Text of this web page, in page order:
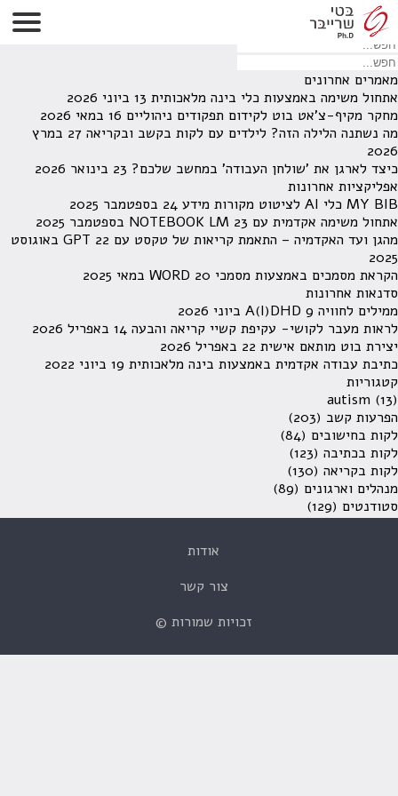
לא נמצאו תוצאות תחת קטגוריה זו.
מחפש משהו מסויים? השתמש בחיפוש
מאמרים אחרונים
אתחול משימה באמצעות כלי בינה מלאכותית 13 ביוני 2026
מחקר מקיף-צ'אט בוט לקידום תפקודים ניהוליים 16 במאי 2026
מה נשתנה הלילה הזה? לילדים עם לקות בקשב ובקריאה
27 במרץ
2026
כיצד לארגן את 'שולחן העבודה' במחשב שלכם? 23 בינואר 2026
אפליקציות אחרונות
MY BIB כלי AI לציטוט מקורות מידע
24 בספטמבר 2025
אתחול משימה אקדמית עם NOTEBOOK LM 23 בספטמבר 2025
מהגן ועד האקדמיה – התאמת קריאות של טקסט עם GPT
22 באוגוסט
2025
הקראת מסמכים באמצעות מסמכי WORD 20 במאי 2025
סדנאות אחרונות
ממילים לחוויה A(I)DHD 9 ביוני 2026
לראות מעבר לקושי- עקיפת קשיי קריאה והבעה 14 באפריל 2026
יצירת בוט מותאם אישית 22 באפריל 2026
כתיבת עבודה אקדמית באמצעות בינה מלאכותית 19 ביוני 2022
קטגוריות
autism (13)
הפרעות קשב (203)
לקות בחישובים (84)
לקות בכתיבה (123)
לקות בקריאה (130)
מנהלים וארגונים (89)
סטודנטים (129)
אודות
צור קשר
זכויות שמורות ©